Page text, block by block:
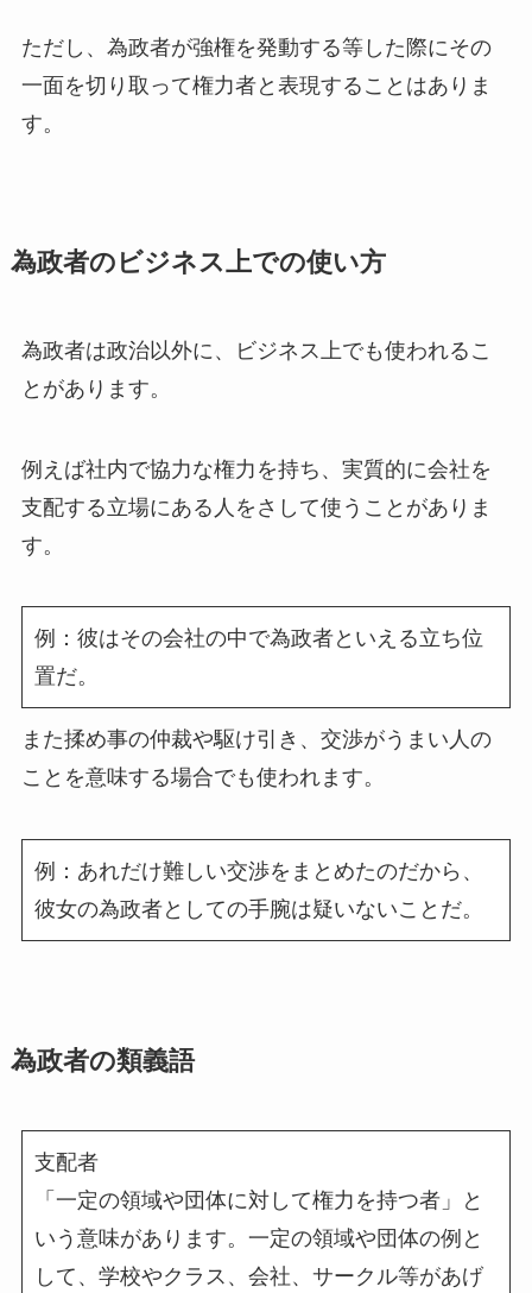
ただし、為政者が強権を発動する等した際にその
一面を切り取って権力者と表現することはありま
す。
為政者のビジネス上での使い方
為政者は政治以外に、ビジネス上でも使われるこ
とがあります。
例えば社内で協力な権力を持ち、実質的に会社を
支配する立場にある人をさして使うことがありま
す。
例：彼はその会社の中で為政者といえる立ち位
置だ。
また揉め事の仲裁や駆け引き、交渉がうまい人の
ことを意味する場合でも使われます。
例：あれだけ難しい交渉をまとめたのだから、
彼女の為政者としての手腕は疑いないことだ。
為政者の類義語
支配者
「一定の領域や団体に対して権力を持つ者」と
いう意味があります。一定の領域や団体の例と
して、学校やクラス、会社、サークル等があげ